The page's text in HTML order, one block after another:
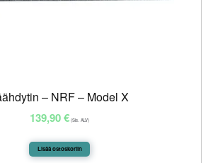
– NRF – Model X
139,90€ (Sis. ALV)
Lisää ostoskoriin